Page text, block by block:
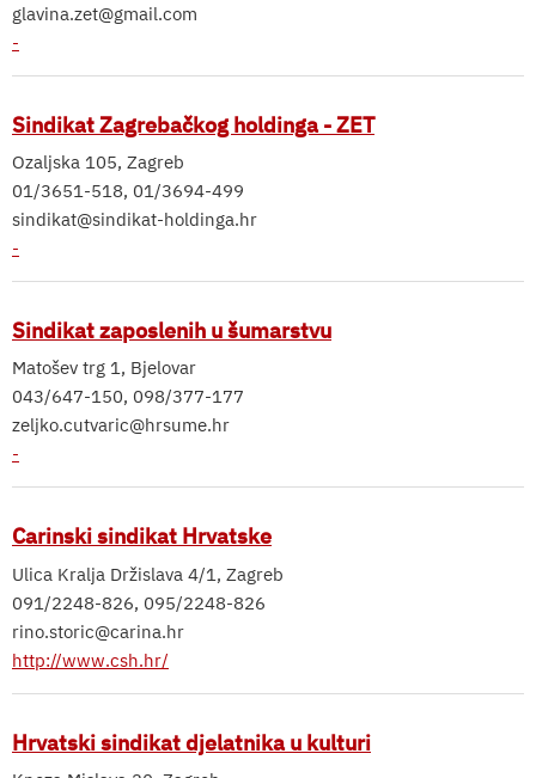
glavina.zet@gmail.com
-
Sindikat Zagrebačkog holdinga - ZET
Ozaljska 105, Zagreb
01/3651-518, 01/3694-499
sindikat@sindikat-holdinga.hr
-
Sindikat zaposlenih u šumarstvu
Matošev trg 1, Bjelovar
043/647-150, 098/377-177
zeljko.cutvaric@hrsume.hr
-
Carinski sindikat Hrvatske
Ulica Kralja Držislava 4/1, Zagreb
091/2248-826, 095/2248-826
rino.storic@carina.hr
http://www.csh.hr/
Hrvatski sindikat djelatnika u kulturi